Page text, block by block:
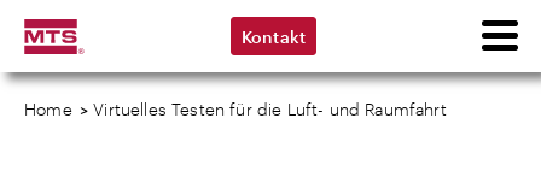
Kontakt
Home >Virtuelles Testen für die Luft- und Raumfahrt